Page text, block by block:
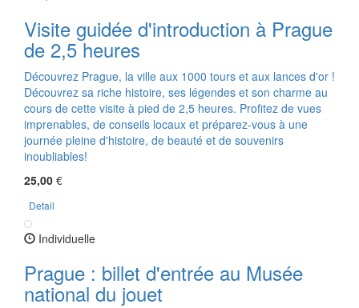
Visite guidée d'introduction à Prague
de 2,5 heures
Découvrez Prague, la ville aux 1000 tours et aux lances d'or !
Découvrez sa riche histoire, ses légendes et son charme au
cours de cette visite à pied de 2,5 heures. Profitez de vues
imprenables, de conseils locaux et préparez-vous à une
journée pleine d'histoire, de beauté et de souvenirs
inoubliables!
25,00 €
Detail
Individuelle
Prague : billet d'entrée au Musée
national du jouet